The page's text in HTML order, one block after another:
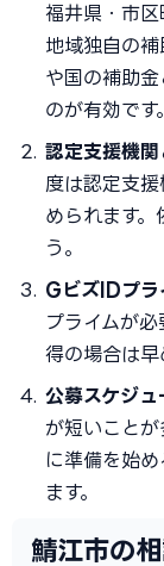
福井県・市区
地域独自の
や国の補助
のが有効です。
認定支援機関
度は認定支
められます
う。
GビズIDプラ
プライムが
得の場合は早
公募スケジュ
が短いこと
に準備を始
ます。
鯖江市の